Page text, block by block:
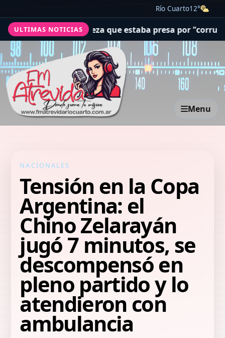
Río Cuarto12°
ULTIMAS NOTICIAS
liberó a una jueza que estaba presa por
Menu
NACIONALES
Tensión en la Copa
Argentina: el
Chino Zelarayán
jugó 7 minutos, se
descompensó en
pleno partido y lo
atendieron con
ambulancia